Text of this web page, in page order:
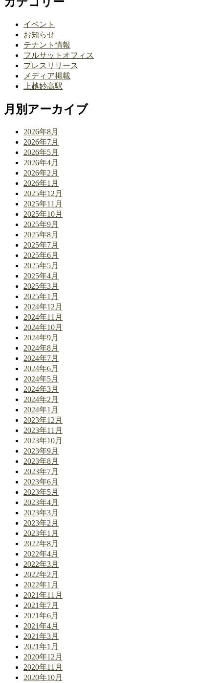
イベント
お知らせ
テナント情報
フルサットオフィス
プレスリリース
メディア掲載
上越妙高駅
月別アーカイブ
2026年8月
2026年7月
2026年5月
2026年4月
2026年2月
2026年1月
2025年12月
2025年11月
2025年10月
2025年9月
2025年8月
2025年7月
2025年6月
2025年5月
2025年4月
2025年3月
2025年1月
2024年12月
2024年11月
2024年10月
2024年9月
2024年8月
2024年7月
2024年6月
2024年5月
2024年3月
2024年2月
2024年1月
2023年12月
2023年11月
2023年10月
2023年9月
2023年8月
2023年7月
2023年6月
2023年5月
2023年4月
2023年3月
2023年2月
2023年1月
2022年8月
2022年4月
2022年3月
2022年2月
2022年1月
2021年11月
2021年7月
2021年6月
2021年4月
2021年3月
2021年1月
2020年12月
2020年11月
2020年10月